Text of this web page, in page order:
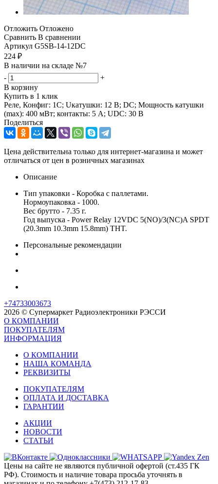
Отложить Отложено
Сравнить В сравнении
Артикул G5SB-14-12DC
224 ₽
В наличии на складе №7
-
+
В корзину
Купить в 1 клик
Реле, Конфиг: 1C; Uкатушки: 12 В; DC; Мощность катушки
(max): 400 мВт; контакты: 5 А; UDC: 30 В
Поделиться
Цена действительна только для интернет-магазина и может
отличаться от цен в розничных магазинах
Описание
Тип упаковки - Коробка с паллетами.
Нормоупаковка - 1000.
Вес брутто - 7.35 г.
Год выпуска - Power Relay 12VDC 5(NO)/3(NC)A SPDT
(20.3mm 10.3mm 15.8mm) THT.
Персональные рекомендации
+74733003673
2026 © Супермаркет Радиоэлектроники РЭССИ
О КОМПАНИИ
ПОКУПАТЕЛЯМ
ИНФОРМАЦИЯ
О КОМПАНИИ
НАША КОМАНДА
РЕКВИЗИТЫ
ПОКУПАТЕЛЯМ
ОПЛАТА И ДОСТАВКА
ГАРАНТИИ
АКЦИИ
НОВОСТИ
СТАТЬИ
Цены на сайте не являются публичной офертой (ст.435 ГК
РФ). Стоимость и наличие товара просьба уточнять в